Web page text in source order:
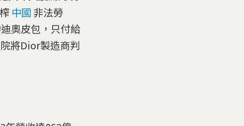
中國 非法勞
奧皮包，只付給
將Dior製造商判